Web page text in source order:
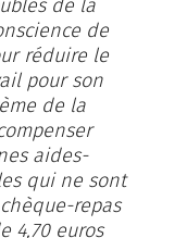
de la
de
réduire le
pour son
de la
aides-
qui ne sont
repas
4,70 euros